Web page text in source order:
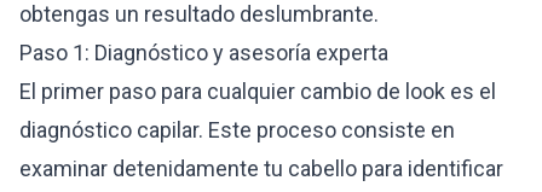
obtengas un resultado deslumbrante.
Paso 1: Diagnóstico y asesoría experta
El primer paso para cualquier cambio de look es el
diagnóstico capilar. Este proceso consiste en
examinar detenidamente tu cabello para identificar